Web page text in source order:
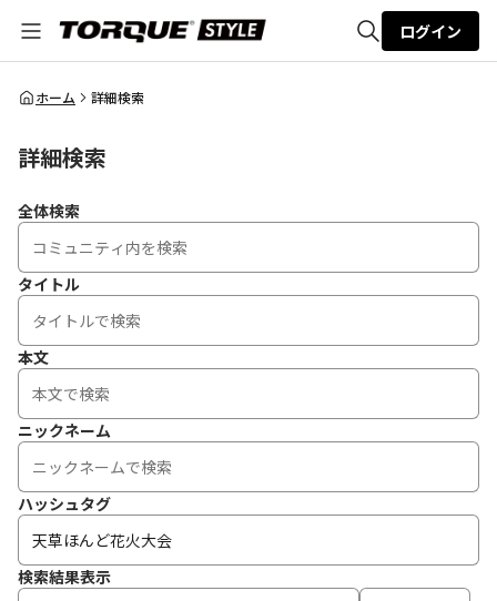
全体検索
ログイン
ホーム 詳細検索
詳細検索
全体検索
タイトル
本文
ニックネーム
ハッシュタグ
検索結果表示